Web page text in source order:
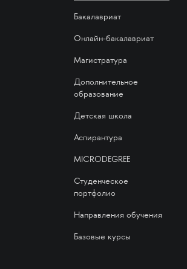
Бакалавриат
Онлайн-бакалавриат
Магистратура
Дополнительное
образование
Детская школа
Аспирантура
MICRODEGREE
Студенческое
портфолио
Направления обучения
Базовые курсы